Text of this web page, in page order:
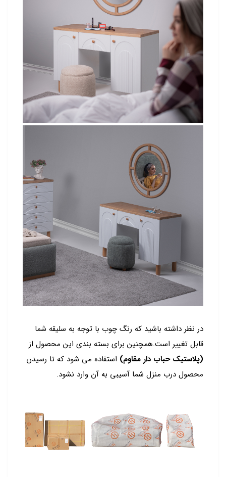
در نظر داشته باشید که رنگ چوب با توجه به سلیقه شما
قابل تغییر است.همچنین برای بسته بندی این محصول از
(پلاستیک حباب دار مقاوم) استفاده می شود که تا رسیدن
محصول درب منزل شما آسیبی به آن وارد نشود.